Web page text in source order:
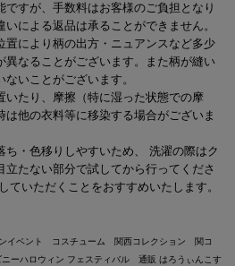
すが、手数料はお客様のご負担となり
による返品は承ることができません。
により柄の出方・ニュアンスなど多少
異なることがございます。また柄が縫い
いことがございます。
たり、摩擦（特に湿った状態での摩
他の衣料等に移染する場合がございま
・色移りしやすいため、 洗濯の際はク
立たない部分で試してから行ってくださ
ていただくことをおすすめいたします。
イベント コスチューム 関西コレクション 関コ
ハロウィン フェスティバル 通販 はろうぃんこす